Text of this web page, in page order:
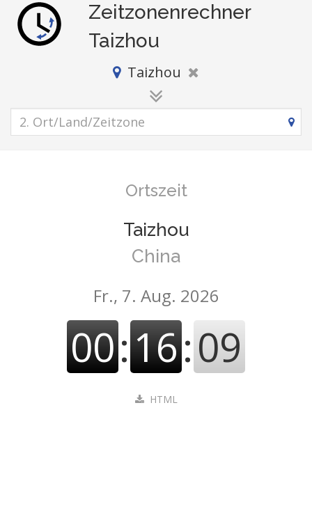
Zeitzonenrechner
Taizhou
Taizhou
Ortszeit
Taizhou
China
Fr., 7. Aug. 2026
00:16:09
HTML